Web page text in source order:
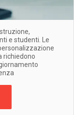
e studenti. Le
richiedono